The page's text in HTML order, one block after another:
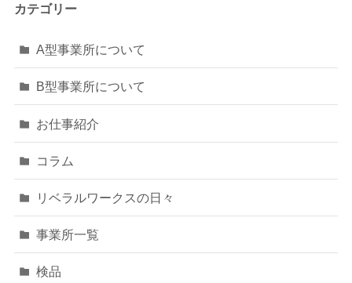
カテゴリー
A型事業所について
B型事業所について
お仕事紹介
コラム
リベラルワークスの日々
事業所一覧
検品